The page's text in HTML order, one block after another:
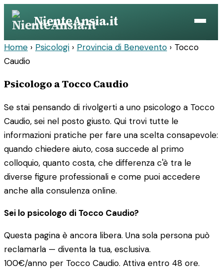
Vai
contenuto
NienteAnsia.it
Home › Psicologi › Provincia di Benevento › Tocco
Caudio
Psicologo a Tocco Caudio
Se stai pensando di rivolgerti a uno psicologo a Tocco
Caudio, sei nel posto giusto. Qui trovi tutte le
informazioni pratiche per fare una scelta consapevole:
quando chiedere aiuto, cosa succede al primo
colloquio, quanto costa, che differenza c'è tra le
diverse figure professionali e come puoi accedere
anche alla consulenza online.
Sei lo psicologo di Tocco Caudio?
Questa pagina è ancora libera. Una sola persona può
reclamarla — diventa la tua, esclusiva.
100€/anno per Tocco Caudio. Attiva entro 48 ore.